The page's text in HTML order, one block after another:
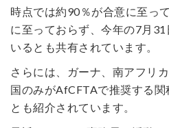
時点では約90％が合意に至っ
に至っておらず、今年の7月
いるとも共有されています。
さらには、ガーナ、南アフリ
国のみがAfCFTAで推奨する
とも紹介されています。